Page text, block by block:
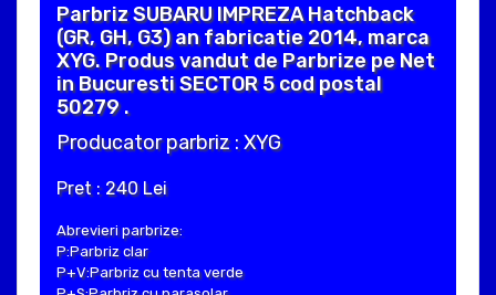
Parbriz SUBARU IMPREZA Hatchback
(GR, GH, G3) an fabricatie 2014, marca
XYG. Produs vandut de Parbrize pe Net
in Bucuresti SECTOR 5 cod postal
50279 .
Producator parbriz : XYG
Pret : 240 Lei
Abrevieri parbrize:
P:Parbriz clar
P+V:Parbriz cu tenta verde